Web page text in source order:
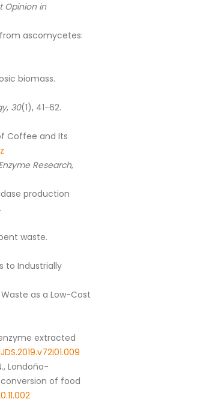
Opinion in
from ascomycetes:
biomass.
, 30(1), 41-62.
Coffee and Its
Research,
production
waste.
to Industrially
Waste as a Low-Cost
extracted
Londoño-
of food